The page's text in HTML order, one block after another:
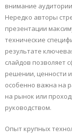
внимание
Нередко авторы
презентации
технические
результате
слайдов позволяет
решении, ценности
особенно важна на
на рынок или
руководством.
Опыт крупных